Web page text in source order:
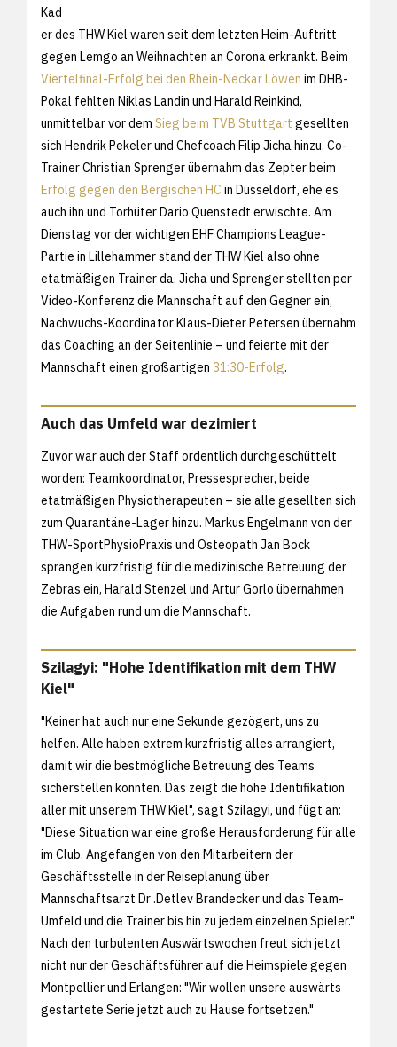
Kad
er des THW Kiel waren seit dem letzten Heim-Auftritt
gegen Lemgo an Weihnachten an Corona erkrankt. Beim
Viertelfinal-Erfolg bei den Rhein-Neckar Löwen im DHB-
Pokal fehlten Niklas Landin und Harald Reinkind,
unmittelbar vor dem Sieg beim TVB Stuttgart gesellten
sich Hendrik Pekeler und Chefcoach Filip Jicha hinzu. Co-
Trainer Christian Sprenger übernahm das Zepter beim
Erfolg gegen den Bergischen HC in Düsseldorf, ehe es
auch ihn und Torhüter Dario Quenstedt erwischte. Am
Dienstag vor der wichtigen EHF Champions League-
Partie in Lillehammer stand der THW Kiel also ohne
etatmäßigen Trainer da. Jicha und Sprenger stellten per
Video-Konferenz die Mannschaft auf den Gegner ein,
Nachwuchs-Koordinator Klaus-Dieter Petersen übernahm
das Coaching an der Seitenlinie – und feierte mit der
Mannschaft einen großartigen 31:30-Erfolg.
Auch das Umfeld war dezimiert
Zuvor war auch der Staff ordentlich durchgeschüttelt
worden: Teamkoordinator, Pressesprecher, beide
etatmäßigen Physiotherapeuten – sie alle gesellten sich
zum Quarantäne-Lager hinzu. Markus Engelmann von der
THW-SportPhysioPraxis und Osteopath Jan Bock
sprangen kurzfristig für die medizinische Betreuung der
Zebras ein, Harald Stenzel und Artur Gorlo übernahmen
die Aufgaben rund um die Mannschaft.
Szilagyi: "Hohe Identifikation mit dem THW
Kiel"
"Keiner hat auch nur eine Sekunde gezögert, uns zu
helfen. Alle haben extrem kurzfristig alles arrangiert,
damit wir die bestmögliche Betreuung des Teams
sicherstellen konnten. Das zeigt die hohe Identifikation
aller mit unserem THW Kiel", sagt Szilagyi, und fügt an:
"Diese Situation war eine große Herausforderung für alle
im Club. Angefangen von den Mitarbeitern der
Geschäftsstelle in der Reiseplanung über
Mannschaftsarzt Dr .Detlev Brandecker und das Team-
Umfeld und die Trainer bis hin zu jedem einzelnen Spieler."
Nach den turbulenten Auswärtswochen freut sich jetzt
nicht nur der Geschäftsführer auf die Heimspiele gegen
Montpellier und Erlangen: "Wir wollen unsere auswärts
gestartete Serie jetzt auch zu Hause fortsetzen."